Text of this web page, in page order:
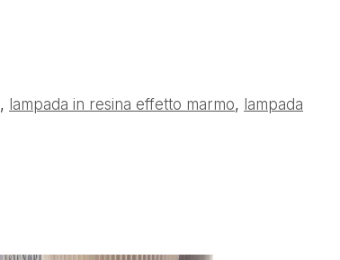
, lampada in resina effetto marmo, lampada